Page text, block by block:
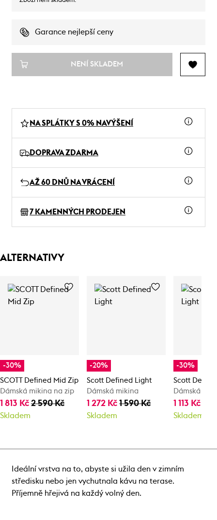
Garance nejlepší ceny
NENÍ SKLADEM
NA SPLÁTKY S 0% NAVÝŠENÍ
DOPRAVA ZDARMA
AŽ 60 DNŮ NA VRÁCENÍ
7 KAMENNÝCH PRODEJEN
ALTERNATIVY
-30%
SCOTT Defined Mid Zip
Dámská mikina na zip
1 813 Kč 2 590 Kč
Skladem
-20%
Scott Defined Light
Dámská mikina
1 272 Kč1 590 Kč
Skladem
-30%
Scott
Dámská
1 113 Kč
Skladem
Ideální vrstva na to, abyste si užila den v zimním
středisku nebo jen vychutnala kávu na terase.
Příjemně hřejivá na každý volný den.